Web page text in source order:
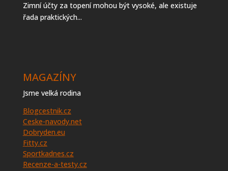
Zimní účty za topení mohou být vysoké, ale existuje
řada praktických...
MAGAZÍNY
Jsme velká rodina
Blogcestnik.cz
Ceske-navody.net
Dobryden.eu
Fitty.cz
Sportkadnes.cz
Recenze-a-testy.cz